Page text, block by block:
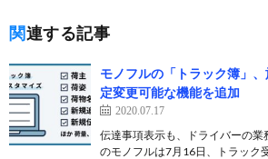
関連する記事
モノフルの「トラック簿」
定変更可能な機能を追加
2020.07.17
伝達事項表示も、ドライバーの業
のモノフルは7月16日、トラック